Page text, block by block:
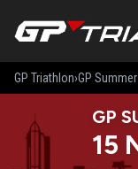
GP Triathlon›GP
GP
15